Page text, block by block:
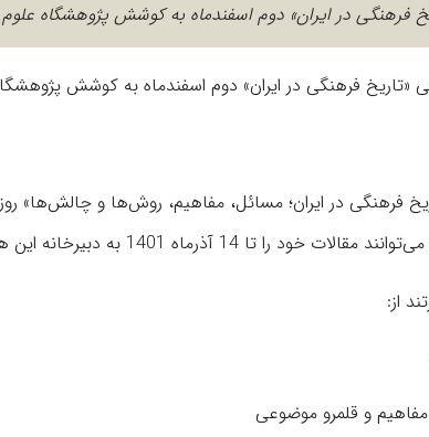
فرهنگی در ایران» دوم اسفندماه به کوشش پژوهشگاه
فرهنگی در ایران» دوم اسفندماه به کوشش
آذرماه 1401 به دبیرخانه این همایش ارسال کنند.
از:
مفاهیم و قلمرو موضوعی